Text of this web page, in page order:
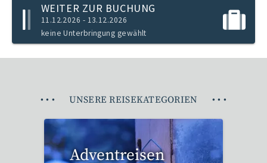
WEITER ZUR BUCHUNG
11.12.2026 - 13.12.2026
keine Unterbringung gewählt
• • • UNSERE REISEKATEGORIEN • • •
Adventreisen